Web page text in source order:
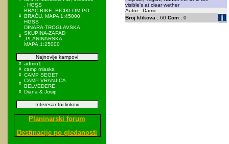
, HGSS
BRAČ BIKE, BICIKLOM PO
BRAČU, MAPA 1:45000,
HGSS
DINARA-TROGLAVSKA
SKUPINA-ZAPAD
,PLANINARSKA
MAPA,1:25000
Najnovije kampovi
admin1
camp mlaska
CAMP SEGET
CAMP VRANJICA
BELVEDERE
Diana & Josip
Interesantni linkovi
Planinarski forum
Destinacije po gledanosti
visible's at clear wether
Autor : Damir
Broj klikova :60 Com :0